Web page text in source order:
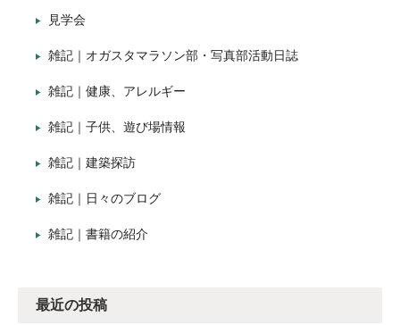
見学会
雑記｜オガスタマラソン部・写真部活動日誌
雑記｜健康、アレルギー
雑記｜子供、遊び場情報
雑記｜建築探訪
雑記｜日々のブログ
雑記｜書籍の紹介
最近の投稿